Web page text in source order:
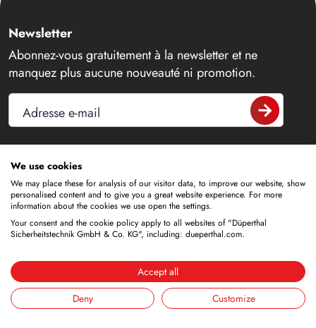
Newsletter
Abonnez-vous gratuitement à la newsletter et ne
manquez plus aucune nouveauté ni promotion.
Adresse e-mail
Contact
+49 6188 9139-0
63791 Karlstein
Allemagne
We use cookies
We may place these for analysis of our visitor data, to improve our website, show
personalised content and to give you a great website experience. For more
information about the cookies we use open the settings.
Your consent and the cookie policy apply to all websites of "Düperthal
Sicherheitstechnik GmbH & Co. KG", including: dueperthal.com.
Accept all
Deny
Customize